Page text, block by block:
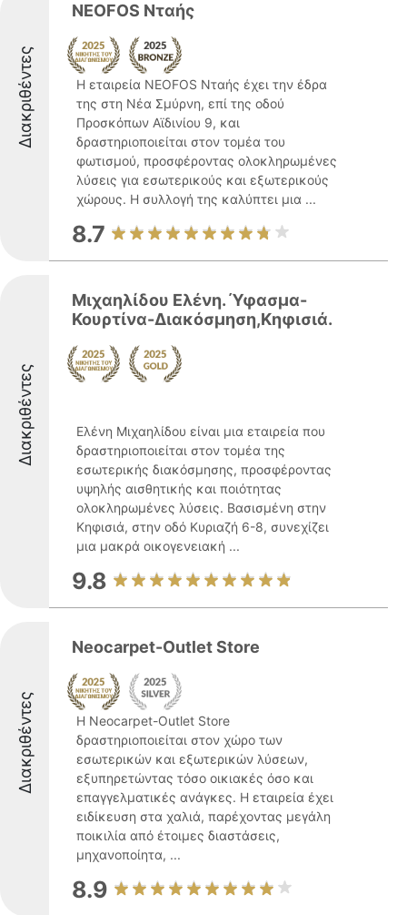
Διακριθέντες
NEOFOS Νταής
Η εταιρεία NEOFOS Νταής έχει την έδρα
της στη Νέα Σμύρνη, επί της οδού
Προσκόπων Αϊδινίου 9, και
δραστηριοποιείται στον τομέα του
φωτισμού, προσφέροντας ολοκληρωμένες
λύσεις για εσωτερικούς και εξωτερικούς
χώρους. Η συλλογή της καλύπτει μια ...
8.7
Διακριθέντες
Μιχαηλίδου Ελένη. Ύφασμα-
Κουρτίνα-Διακόσμηση,Κηφισιά.
Ελένη Μιχαηλίδου είναι μια εταιρεία που
δραστηριοποιείται στον τομέα της
εσωτερικής διακόσμησης, προσφέροντας
υψηλής αισθητικής και ποιότητας
ολοκληρωμένες λύσεις. Βασισμένη στην
Κηφισιά, στην οδό Κυριαζή 6-8, συνεχίζει
μια μακρά οικογενειακή ...
9.8
Διακριθέντες
Neocarpet-Outlet Store
Η Neocarpet-Outlet Store
δραστηριοποιείται στον χώρο των
εσωτερικών και εξωτερικών λύσεων,
εξυπηρετώντας τόσο οικιακές όσο και
επαγγελματικές ανάγκες. Η εταιρεία έχει
ειδίκευση στα χαλιά, παρέχοντας μεγάλη
ποικιλία από έτοιμες διαστάσεις,
μηχανοποίητα, ...
8.9